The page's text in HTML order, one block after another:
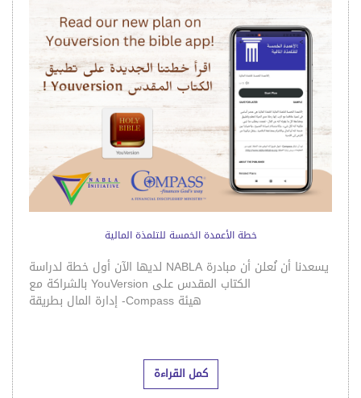
خطة الأعمدة الخمسة للتلمذة المالية
يسعدنا أن نُعلن أن مبادرة NABLA لديها الآن أول خطة لدراسة
الكتاب المقدس على YouVersion بالشراكة مع
هيئة Compass- إدارة المال بطريقة
كمل القراءة